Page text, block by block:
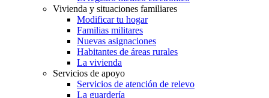
Vivienda y situaciones familiares
Modificar tu hogar
Familias militares
Nuevas asignaciones
Habitantes de áreas rurales
La vivienda
Servicios de apoyo
Servicios de atención de relevo
La guardería